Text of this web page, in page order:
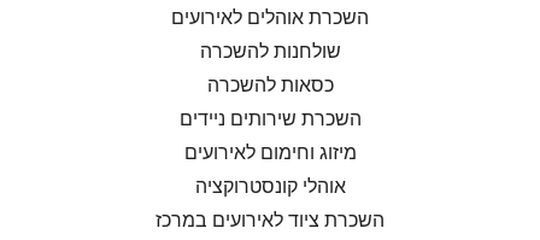
השכרת אוהלים לאירועים
שולחנות להשכרה
כסאות להשכרה
השכרת שירותים ניידים
מיזוג וחימום לאירועים
אוהלי קונסטרוקציה
השכרת ציוד לאירועים במרכז